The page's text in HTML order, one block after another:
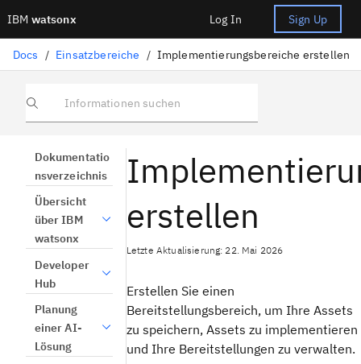
IBM watsonx Log In Sign Up
Docs / Einsatzbereiche / Implementierungsbereiche erstellen
Informationen suchen
Dokumentatio
nsverzeichnis
Übersicht
über IBM
watsonx
Developer
Hub
Planung
einer AI-
Lösung
erstellen
Letzte Aktualisierung: 22. Mai 2026
Erstellen Sie einen
Bereitstellungsbereich, um Ihre Assets
zu speichern, Assets zu implementieren
und Ihre Bereitstellungen zu verwalten.